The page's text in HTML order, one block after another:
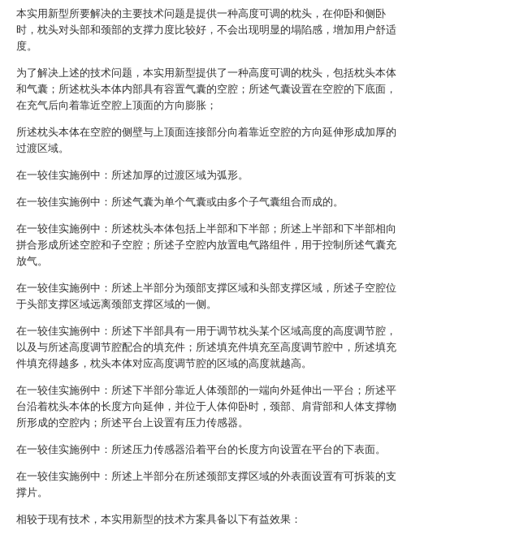
本实用新型所要解决的主要技术问题是提供一种高度可调的枕头，在仰卧和侧卧
时，枕头对头部和颈部的支撑力度比较好，不会出现明显的塌陷感，增加用户舒适
度。
为了解决上述的技术问题，本实用新型提供了一种高度可调的枕头，包括枕头本体
和气囊；所述枕头本体内部具有容置气囊的空腔；所述气囊设置在空腔的下底面，
在充气后向着靠近空腔上顶面的方向膨胀；
所述枕头本体在空腔的侧壁与上顶面连接部分向着靠近空腔的方向延伸形成加厚的
过渡区域。
在一较佳实施例中：所述加厚的过渡区域为弧形。
在一较佳实施例中：所述气囊为单个气囊或由多个子气囊组合而成的。
在一较佳实施例中：所述枕头本体包括上半部和下半部；所述上半部和下半部相向
拼合形成所述空腔和子空腔；所述子空腔内放置电气路组件，用于控制所述气囊充
放气。
在一较佳实施例中：所述上半部分为颈部支撑区域和头部支撑区域，所述子空腔位
于头部支撑区域远离颈部支撑区域的一侧。
在一较佳实施例中：所述下半部具有一用于调节枕头某个区域高度的高度调节腔，
以及与所述高度调节腔配合的填充件；所述填充件填充至高度调节腔中，所述填充
件填充得越多，枕头本体对应高度调节腔的区域的高度就越高。
在一较佳实施例中：所述下半部分靠近人体颈部的一端向外延伸出一平台；所述平
台沿着枕头本体的长度方向延伸，并位于人体仰卧时，颈部、肩背部和人体支撑物
所形成的空腔内；所述平台上设置有压力传感器。
在一较佳实施例中：所述压力传感器沿着平台的长度方向设置在平台的下表面。
在一较佳实施例中：所述上半部分在所述颈部支撑区域的外表面设置有可拆装的支
撑片。
相较于现有技术，本实用新型的技术方案具备以下有益效果：